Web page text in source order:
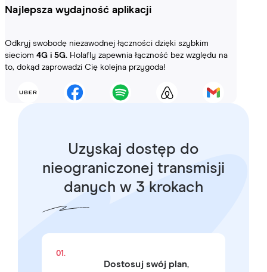
Najlepsza wydajność aplikacji
Odkryj swobodę niezawodnej łączności dzięki szybkim
sieciom 4G i 5G. Holafly zapewnia łączność bez względu na
to, dokąd zaprowadzi Cię kolejna przygoda!
Uzyskaj dostęp do
nieograniczonej transmisji
danych w 3 krokach
01.
Dostosuj swój plan,